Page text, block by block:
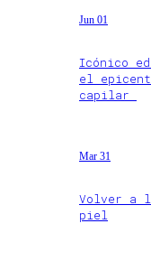
Jun 01
Icónico
el
capilar
Mar 31
Volver a
piel